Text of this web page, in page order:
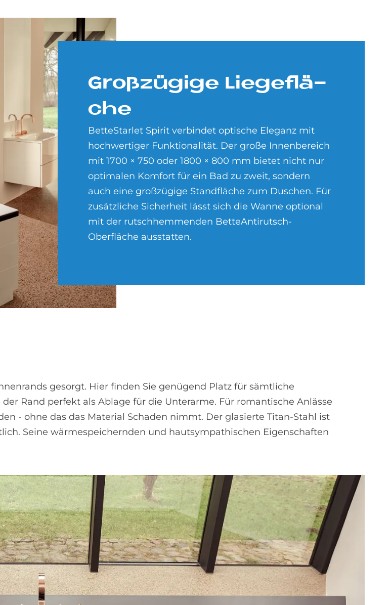
Groß­zü­gi­ge Lie­ge­flä­
che
BetteStarlet Spirit verbindet optische Eleganz mit
hochwertiger Funktionalität. Der große Innenbereich
mit 1700 × 750 oder 1800 × 800 mm bietet nicht nur
optimalen Komfort für ein Bad zu zweit, sondern
auch eine großzügige Standfläche zum Duschen. Für
zusätzliche Sicherheit lässt sich die Wanne optional
mit der rutschhemmenden BetteAntirutsch-
Oberfläche ausstatten.
gesorgt. Hier finden Sie genügend Platz für sämtliche
Rand perfekt als Ablage für die Unterarme. Für romantische Anlässe
- ohne das das Material Schaden nimmt. Der glasierte Titan-Stahl ist
Seine wärmespeichernden und hautsympathischen Eigenschaften